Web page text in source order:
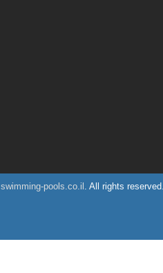
swimming-pools.co.il . All rights reserved.